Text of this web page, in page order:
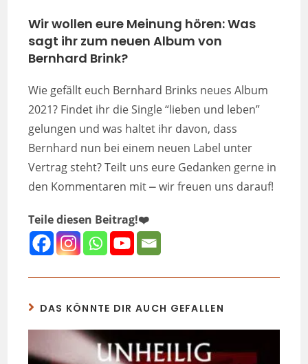
Wir wollen eure Meinung hören: Was
sagt ihr zum neuen Album von
Bernhard Brink?
Wie gefällt euch Bernhard Brinks neues Album
2021? Findet ihr die Single “lieben und leben”
gelungen und was haltet ihr davon, dass
Bernhard nun bei einem neuen Label unter
Vertrag steht? Teilt uns eure Gedanken gerne in
den Kommentaren mit ⎼ wir freuen uns darauf!
Teile diesen Beitrag!❤️
DAS KÖNNTE DIR AUCH GEFALLEN